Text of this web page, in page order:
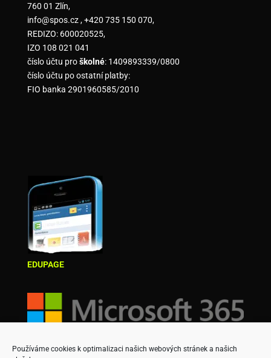
Používáme cookies k optimalizaci našich webových stránek a našich
760 01 Zlín,
info@spos.cz , +420 735 150 070,
REDIZO: 600020525,
IZO 108 021 041
číslo účtu proškolné: 1409893339/0800
číslo účtu po ostatní platby:
FIO banka 2901960585/2010
EDUPAGE